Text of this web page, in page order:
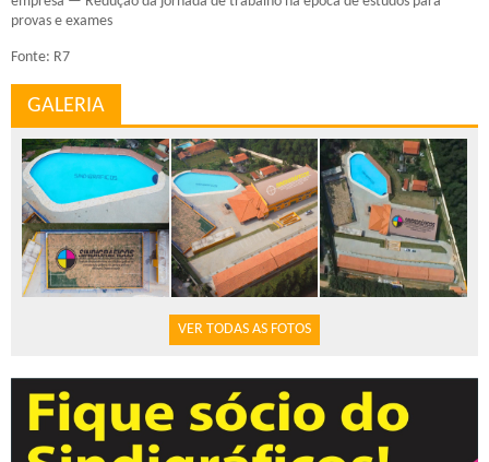
provas e exames
Fonte: R7
GALERIA
VER TODAS AS FOTOS